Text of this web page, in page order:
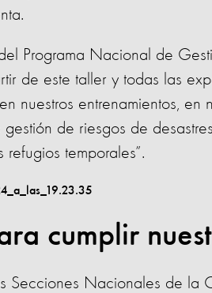
Programa Nacional de
de este taller y todas las
nuestros entrenamientos,
de riesgos de
temporales”.
cumplir
Secciones Nacionales de la